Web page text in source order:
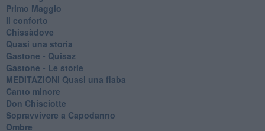
Primo Maggio
Il conforto
Chissàdove
Quasi una storia
Gastone - Quisaz
Gastone - Le storie
MEDITAZIONI Quasi una fiaba
Canto minore
Don Chisciotte
Sopravvivere a Capodanno
Ombre